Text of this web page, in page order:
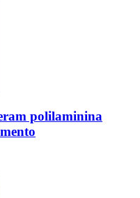
polilaminina